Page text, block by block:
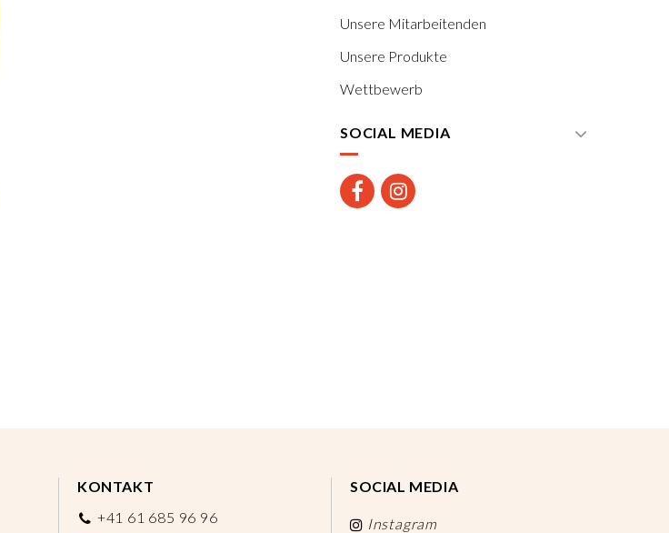
Unsere Mitarbeitenden
Unsere Produkte
Wettbewerb
SOCIAL MEDIA
KONTAKT
+41 61 685 96 96
SOCIAL MEDIA
Instagram